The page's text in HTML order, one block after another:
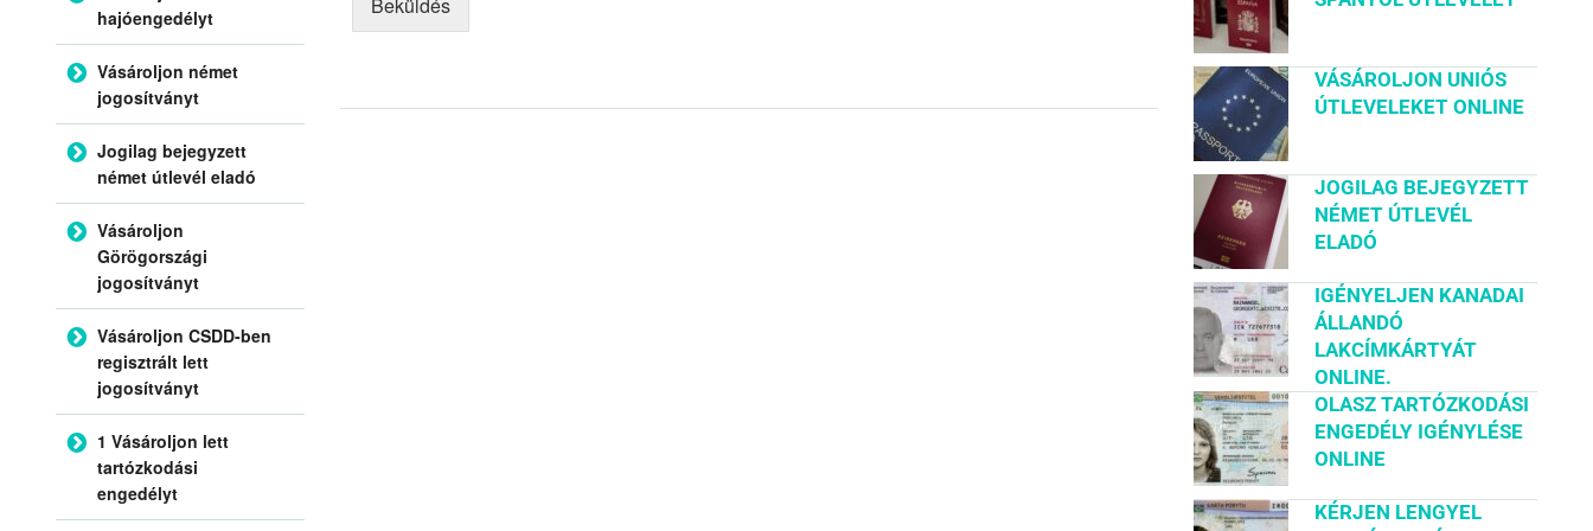
Beküldés
hajóengedélyt
Vásároljon német
jogosítványt
Jogilag bejegyzett
német útlevél eladó
Vásároljon
Görögországi
jogosítványt
Vásároljon CSDD-ben
regisztrált lett
jogosítványt
1 Vásároljon lett
tartózkodási
engedélyt
VÁSÁROLJON UNIÓS
ÚTLEVELEKET ONLINE
JOGILAG BEJEGYZETT
NÉMET ÚTLEVÉL
ELADÓ
IGÉNYELJEN KANADAI
ÁLLANDÓ
LAKCÍMKÁRTYÁT
ONLINE.
OLASZ TARTÓZKODÁSI
ENGEDÉLY IGÉNYLÉSE
ONLINE
KÉRJEN LENGYEL